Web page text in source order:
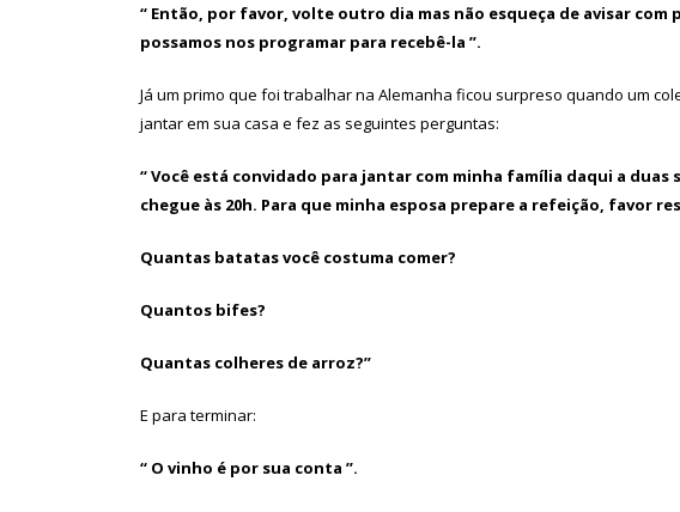
“ Então, por favor, volte outro dia mas não esqueça de avisar com
possamos nos programar para recebê-la ”.
Já um primo que foi trabalhar na Alemanha ficou surpreso quando um
jantar em sua casa e fez as seguintes perguntas:
“ Você está convidado para jantar com minha família daqui a duas
chegue às 20h. Para que minha esposa prepare a refeição, favor
Quantas batatas você costuma comer?
Quantos bifes?
Quantas colheres de arroz?”
E para terminar:
“ O vinho é por sua conta ”.